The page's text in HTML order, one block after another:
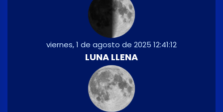
viernes, 1 de agosto de 2025 12:41:12
LUNA LLENA